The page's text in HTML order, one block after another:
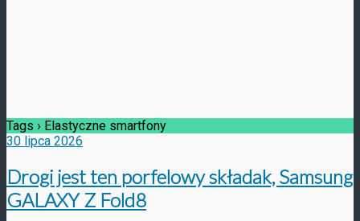
Tags › Elastyczne smartfony
30 lipca 2026
Drogi jest ten porfelowy składak, Samsung
GALAXY Z Fold8